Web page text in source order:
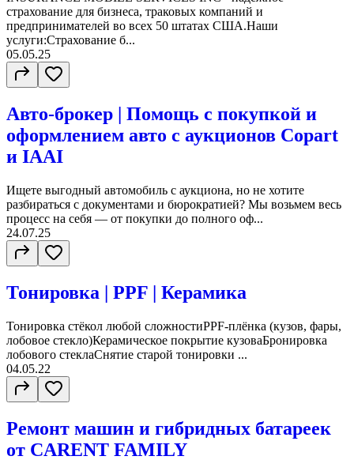
страхование для бизнеса, траковых компаний и
предпринимателей во всех 50 штатах США.Наши
услуги:Страхование б...
05.05.25
Авто-брокер | Помощь с покупкой и
оформлением авто с аукционов Copart
и IAAI
Ищете выгодный автомобиль с аукциона, но не хотите
разбираться с документами и бюрократией? Мы возьмем весь
процесс на себя — от покупки до полного оф...
24.07.25
Тонировка | PPF | Керамика
Тонировка стёкол любой сложностиPPF-плёнка (кузов, фары,
лобовое стекло)Керамическое покрытие кузоваБронировка
лобового стеклаСнятие старой тонировки ...
04.05.22
Ремонт машин и гибридных батареек
от CARENT FAMILY